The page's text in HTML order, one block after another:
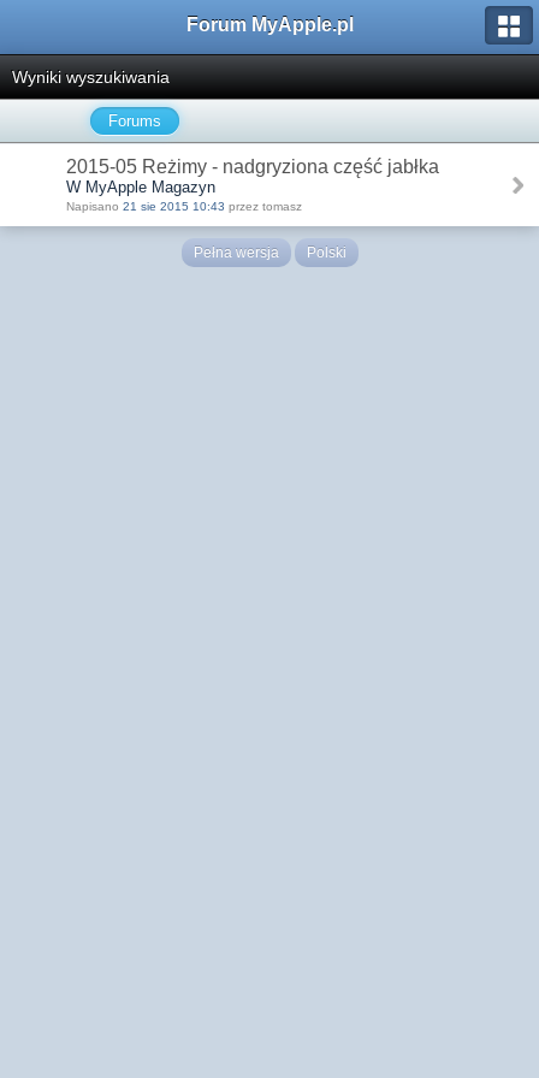
Forum MyApple.pl
Wyniki wyszukiwania
Forums
2015-05 Reżimy - nadgryziona część jabłka
W MyApple Magazyn
Napisano 21 sie 2015 10:43 przez tomasz
Pełna wersja Polski